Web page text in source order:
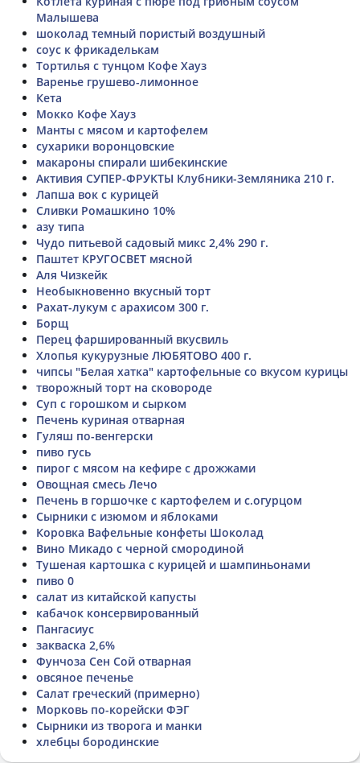
Малышева
шоколад темный пористый воздушный
соус к фрикаделькам
Тортилья с тунцом Кофе Хауз
Варенье грушево-лимонное
Кета
Мокко Кофе Хауз
Манты с мясом и картофелем
сухарики воронцовские
макароны спирали шибекинские
Активия СУПЕР-ФРУКТЫ Клубники-Земляника 210 г.
Лапша вок с курицей
Сливки Ромашкино 10%
азу типа
Чудо питьевой садовый микс 2,4% 290 г.
Паштет КРУГОСВЕТ мясной
Аля Чизкейк
Необыкновенно вкусный торт
Рахат-лукум с арахисом 300 г.
Борщ
Перец фаршированный вкусвиль
Хлопья кукурузные ЛЮБЯТОВО 400 г.
чипсы "Белая хатка" картофельные со вкусом курицы
творожный торт на сковороде
Суп с горошком и сырком
Печень куриная отварная
Гуляш по-венгерски
пиво гусь
пирог с мясом на кефире с дрожжами
Овощная смесь Лечо
Печень в горшочке с картофелем и с.огурцом
Сырники с изюмом и яблоками
Коровка Вафельные конфеты Шоколад
Вино Микадо с черной смородиной
Тушеная картошка с курицей и шампиньонами
пиво 0
салат из китайской капусты
кабачок консервированный
Пангасиус
закваска 2,6%
Фунчоза Сен Сой отварная
овсяное печенье
Салат греческий (примерно)
Морковь по-корейски ФЭГ
Сырники из творога и манки
хлебцы бородинские